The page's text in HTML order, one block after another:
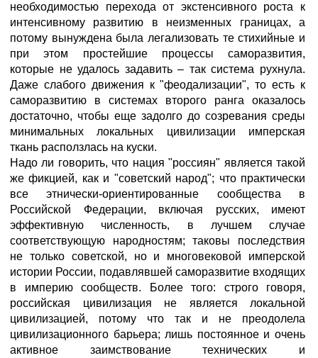
необходимостью перехода от экстенсивного роста к
интенсивному развитию в неизменных границах, а
потому вынуждена была легализовать те стихийные и
при этом простейшие процессы саморазвития,
которые не удалось задавить – так система рухнула.
Даже слабого движения к "феодализации", то есть к
саморазвитию в системах второго ранга оказалось
достаточно, чтобы еще задолго до созревания среды
минимальных локальных цивилизации имперская
ткань расползлась на куски.
Надо ли говорить, что нация "россиян" является такой
же фикцией, как и "советский народ"; что практически
все этнически-ориентированные сообщества в
Российской Федерации, включая русских, имеют
эффективную численность, в лучшем случае
соответствующую народностям; таковы последствия
не только советской, но и многовековой имперской
истории России, подавлявшей саморазвитие входящих
в империю сообществ. Более того: строго говоря,
российская цивилизация не является локальной
цивилизацией, потому что так и не преодолела
цивилизационного барьера; лишь постоянное и очень
активное заимствование технических и